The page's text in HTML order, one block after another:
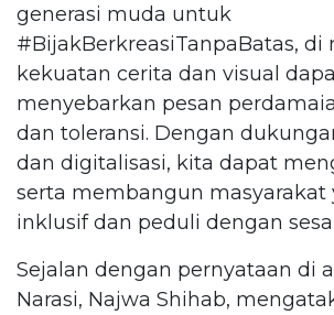
generasi muda untuk
#BijakBerkreasiTanpaBatas, di
kekuatan cerita dan visual
menyebarkan pesan
dan toleransi. Dengan
dan digitalisasi, kita dapat
serta membangun masyarakat
inklusif dan peduli dengan
Sejalan dengan pernyataan di
Narasi, Najwa Shihab,